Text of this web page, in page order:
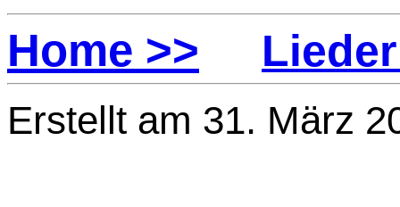
Home >>
Erstellt am 31. März